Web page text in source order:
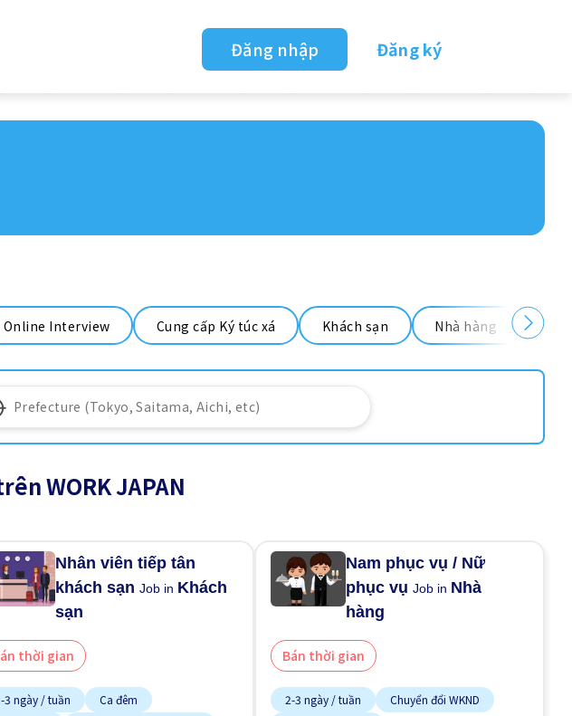
Đăng nhập Đăng ký
Online Interview Cung cấp Ký túc xá Khách sạn Nhà hàng
WORK JAPAN
Nhân viên tiếp tân
khách sạnJob in Khách
sạn
thời gian
3 ngày / tuần
Ca đêm
Nam phục vụ / Nữ
phục vụJob in Nhà
hàng
Bán thời gian
2-3 ngày / tuần
Chuyển đổi WKND